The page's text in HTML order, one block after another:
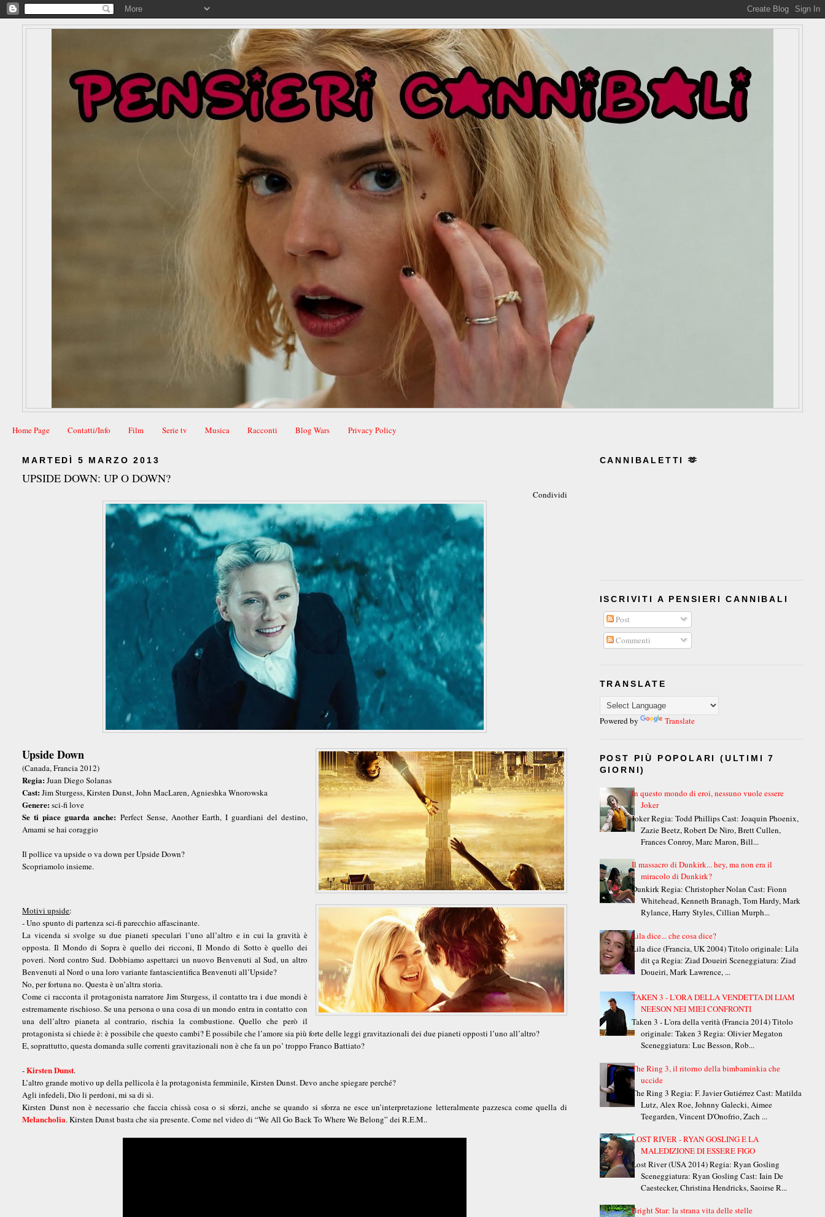
Home Page Contatti/Info Film Serie tv Musica Racconti Blog Wars Privacy Policy
MARTEDÌ 5 MARZO 2013
UPSIDE DOWN: UP O DOWN?
Condividi
Upside Down
(Canada, Francia 2012)
Regia:Juan Diego Solanas
Cast:Jim Sturgess, Kirsten Dunst, John MacLaren, Agnieshka Wnorowska
Genere:sci-fi love
Se ti piace guarda anche: Perfect Sense, Another Earth, I guardiani del destino,
Amami se hai coraggio
Il pollice va upside o va down per Upside Down?
Scopriamolo insieme.
Motivi upside:
- Uno spunto di partenza sci-fi parecchio affascinante.
La vicenda si svolge su due pianeti speculari l’uno all’altro e in cui la gravità è
opposta. Il Mondo di Sopra è quello dei ricconi, Il Mondo di Sotto è quello dei
poveri. Nord contro Sud. Dobbiamo aspettarci un nuovo Benvenuti al Sud, un altro
Benvenuti al Nord o una loro variante fantascientifica Benvenuti all’Upside?
No, per fortuna no. Questa è un’altra storia.
Come ci racconta il protagonista narratore Jim Sturgess, il contatto tra i due mondi è
estremamente rischioso. Se una persona o una cosa di un mondo entra in contatto con
una dell’altro pianeta al contrario, rischia la combustione. Quello che però il
protagonista si chiede è: è possibile che questo cambi? È possibile che l’amore sia più forte delle leggi gravitazionali dei due pianeti opposti l’uno all’altro?
E, soprattutto, questa domanda sulle correnti gravitazionali non è che fa un po’ troppo Franco Battiato?
-Kirsten Dunst.
L’altro grande motivo up della pellicola è la protagonista femminile, Kirsten Dunst. Devo anche spiegare perché?
Agli infedeli, Dio li perdoni, mi sa di sì.
Kirsten Dunst non è necessario che faccia chissà cosa o si sforzi, anche se quando si sforza ne esce un’interpretazione letteralmente pazzesca come quella di
Melancholia. Kirsten Dunst basta che sia presente. Come nel video di “We All Go Back To Where We Belong” dei R.E.M..
CANNIBALETTI 🫶
ISCRIVITI A PENSIERI CANNIBALI
Post
Commenti
TRANSLATE
Powered by Translate
POST PIÙ POPOLARI (ULTIMI 7
GIORNI)
In questo mondo di eroi, nessuno vuole essere
Joker
Joker Regia: Todd Phillips Cast: Joaquin Phoenix,
Zazie Beetz, Robert De Niro, Brett Cullen,
Frances Conroy, Marc Maron, Bill...
Il massacro di Dunkirk... hey, ma non era il
miracolo di Dunkirk?
Dunkirk Regia: Christopher Nolan Cast: Fionn
Whitehead, Kenneth Branagh, Tom Hardy, Mark
Rylance, Harry Styles, Cillian Murph...
Lila dice... che cosa dice?
Lila dice (Francia, UK 2004) Titolo originale: Lila
dit ça Regia: Ziad Doueiri Sceneggiatura: Ziad
Doueiri, Mark Lawrence, ...
TAKEN 3 - L'ORA DELLA VENDETTA DI LIAM
NEESON NEI MIEI CONFRONTI
Taken 3 - L'ora della verità (Francia 2014) Titolo
originale: Taken 3 Regia: Olivier Megaton
Sceneggiatura: Luc Besson, Rob...
The Ring 3, il ritorno della bimbaminkia che
uccide
The Ring 3 Regia: F. Javier Gutiérrez Cast: Matilda
Lutz, Alex Roe, Johnny Galecki, Aimee
Teegarden, Vincent D'Onofrio, Zach ...
LOST RIVER - RYAN GOSLING E LA
MALEDIZIONE DI ESSERE FIGO
Lost River (USA 2014) Regia: Ryan Gosling
Sceneggiatura: Ryan Gosling Cast: Iain De
Caestecker, Christina Hendricks, Saoirse R...
Bright Star: la strana vita delle stelle